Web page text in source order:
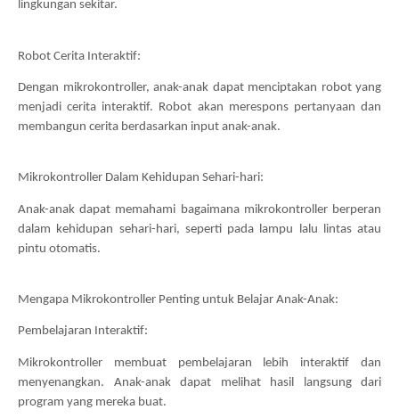
lingkungan sekitar.
Robot Cerita Interaktif:
Dengan mikrokontroller, anak-anak dapat menciptakan robot yang
menjadi cerita interaktif. Robot akan merespons pertanyaan dan
membangun cerita berdasarkan input anak-anak.
Mikrokontroller Dalam Kehidupan Sehari-hari:
Anak-anak dapat memahami bagaimana mikrokontroller berperan
dalam kehidupan sehari-hari, seperti pada lampu lalu lintas atau
pintu otomatis.
Mengapa Mikrokontroller Penting untuk Belajar Anak-Anak:
Pembelajaran Interaktif:
Mikrokontroller membuat pembelajaran lebih interaktif dan
menyenangkan. Anak-anak dapat melihat hasil langsung dari
program yang mereka buat.